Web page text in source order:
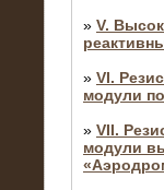
» V.
» VI.
модули
» VII.
модули